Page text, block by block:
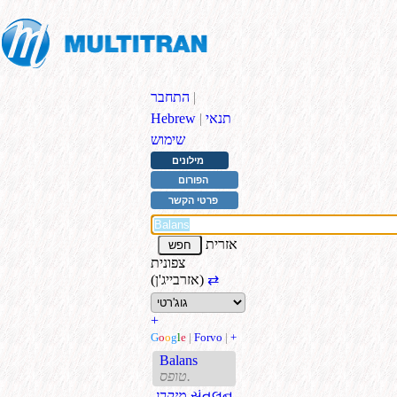
התחבר |
Hebrew | תנאי
שימוש
מילונים
הפורום
פרטי הקשר
צפונית
(אזרבייג'ן) ⇄
+
Google | Forvo | +
Balans
טופס.